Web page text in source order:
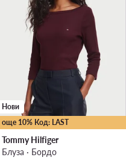
още 10% Код: LAST
Нови
Tommy Hilfiger
Блуза · Бордо